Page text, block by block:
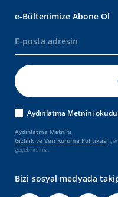
e-Bültenimize Abone Ol
Aydınlatma Metnini
Aydınlatma Metnini
Gizlilik ve Veri Koruma Politikası
geçebilirsiniz.
Bizi sosyal medyada